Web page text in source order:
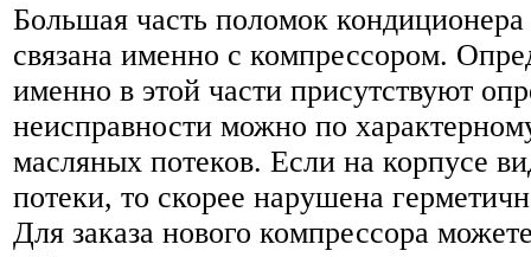
Большая часть поломок
связана именно с компрессором.
именно в этой части присутствуют
неисправности можно по
масляных потеков. Если на корпусе
потеки, то скорее нарушена
Для заказа нового компрессора